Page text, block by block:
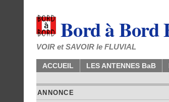
Bord à Bord
VOIR et SAVOIR le FLUVIAL
ACCUEIL LES ANTENNES BaB
ANNONCE